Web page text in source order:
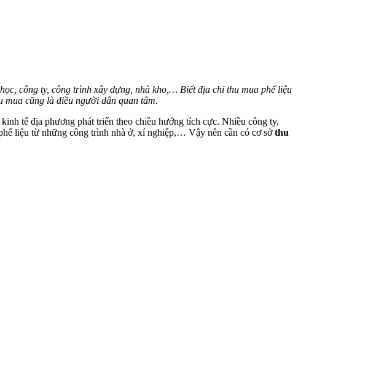
công ty, công trình xây dựng, nhà kho,… Biết địa chỉ thu mua phế liệu
mua cũng là điều người dân quan tâm.
tế địa phương phát triển theo chiều hướng tích cực. Nhiều công ty,
liệu từ những công trình nhà ở, xí nghiệp,… Vậy nên cần có cơ sởthu